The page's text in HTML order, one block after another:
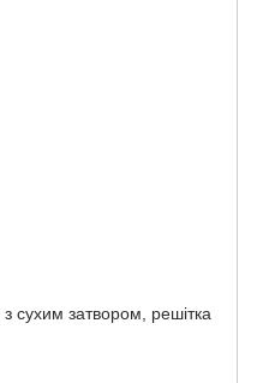
сухим затвором, решітка